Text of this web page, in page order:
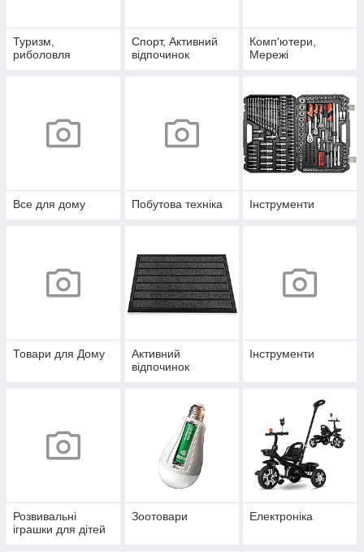
Туризм,
риболовля
Спорт, Активний
відпочинок
Комп'ютери,
Мережі
Все для дому Побутова техніка Інструменти
Товари для Дому
Активний
відпочинок
Інструменти
Розвивальні
іграшки для дітей
Зоотовари Електроніка